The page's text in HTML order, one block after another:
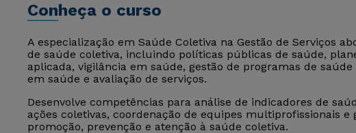
Conheça o curso
A especialização em Saúde Coletiva na Gestão de Serviços
de saúde coletiva, incluindo políticas públicas de saúde,
aplicada, vigilância em saúde, gestão de programas de
em saúde e avaliação de serviços.
Desenvolve competências para análise de indicadores de
ações coletivas, coordenação de equipes multiprofissionais e
promoção, prevenção e atenção à saúde coletiva.